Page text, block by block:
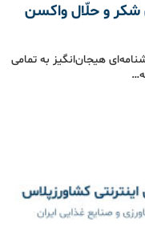
ترخیص ۱۰۰ درصدی شکر و حلّال واکسن
هیجان‌انگیز به تمامی